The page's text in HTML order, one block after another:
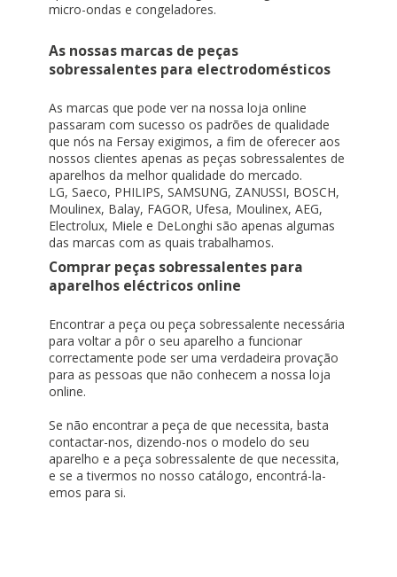
micro-ondas e congeladores.
As nossas marcas de peças
sobressalentes para electrodomésticos
As marcas que pode ver na nossa loja online
passaram com sucesso os padrões de qualidade
que nós na Fersay exigimos, a fim de oferecer aos
nossos clientes apenas as peças sobressalentes de
aparelhos da melhor qualidade do mercado.
LG, Saeco, PHILIPS, SAMSUNG, ZANUSSI, BOSCH,
Moulinex, Balay, FAGOR, Ufesa, Moulinex, AEG,
Electrolux, Miele e DeLonghi são apenas algumas
das marcas com as quais trabalhamos.
Comprar peças sobressalentes para
aparelhos eléctricos online
Encontrar a peça ou peça sobressalente necessária
para voltar a pôr o seu aparelho a funcionar
correctamente pode ser uma verdadeira provação
para as pessoas que não conhecem a nossa loja
online.
Se não encontrar a peça de que necessita, basta
contactar-nos, dizendo-nos o modelo do seu
aparelho e a peça sobressalente de que necessita,
e se a tivermos no nosso catálogo, encontrá-la-
emos para si.